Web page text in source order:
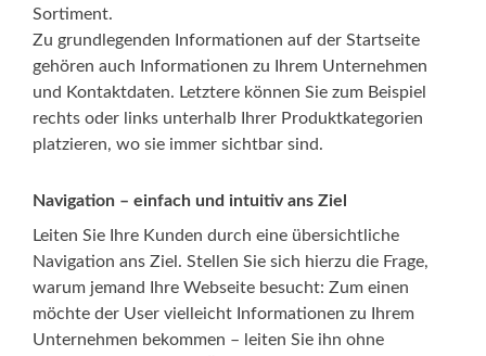
Sortiment.
Zu grundlegenden Informationen auf der Startseite
gehören auch Informationen zu Ihrem Unternehmen
und Kontaktdaten. Letztere können Sie zum Beispiel
rechts oder links unterhalb Ihrer Produktkategorien
platzieren, wo sie immer sichtbar sind.
Navigation – einfach und intuitiv ans Ziel
Leiten Sie Ihre Kunden durch eine übersichtliche
Navigation ans Ziel. Stellen Sie sich hierzu die Frage,
warum jemand Ihre Webseite besucht: Zum einen
möchte der User vielleicht Informationen zu Ihrem
Unternehmen bekommen – leiten Sie ihn ohne